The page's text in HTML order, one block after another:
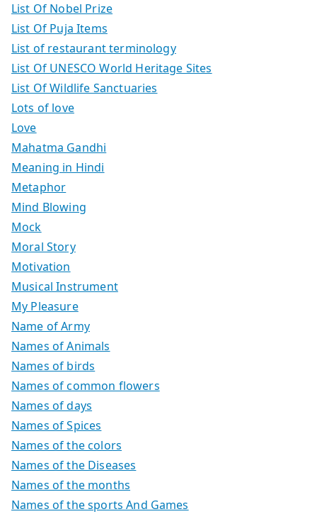
List Of Nobel Prize
List Of Puja Items
List of restaurant terminology
List Of UNESCO World Heritage Sites
List Of Wildlife Sanctuaries
Lots of love
Love
Mahatma Gandhi
Meaning in Hindi
Metaphor
Mind Blowing
Mock
Moral Story
Motivation
Musical Instrument
My Pleasure
Name of Army
Names of Animals
Names of birds
Names of common flowers
Names of days
Names of Spices
Names of the colors
Names of the Diseases
Names of the months
Names of the sports And Games